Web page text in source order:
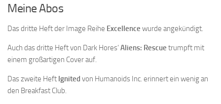
Meine Abos
Das dritte Heft der Image Reihe Excellence wurde angekündigt.
Auch das dritte Heft von Dark Hores‘Aliens: Rescue trumpft mit
einem großartigen Cover auf.
Das zweite Heft Ignited von Humanoids Inc. erinnert ein wenig an
den Breakfast Club.